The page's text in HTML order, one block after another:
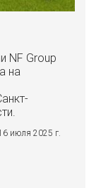
NF Group
на
июля 2025 г.